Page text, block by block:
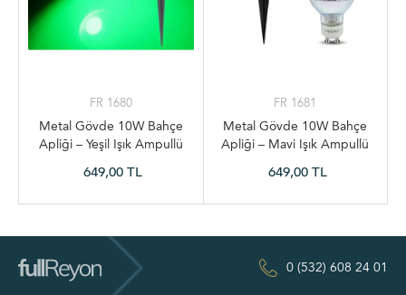
FR 1680
Metal Gövde 10W Bahçe
Apliği – Yeşil Işık Ampullü
649,00 TL
FR 1681
Metal Gövde 10W Bahçe
Apliği – Mavi Işık Ampullü
649,00 TL
0 (532) 608 24 01